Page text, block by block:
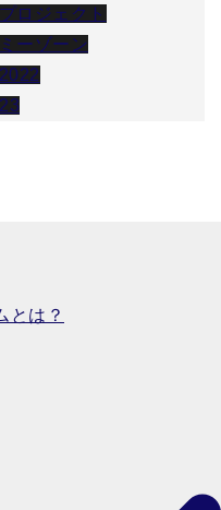
ロジェクト
ーゾーン
とは？